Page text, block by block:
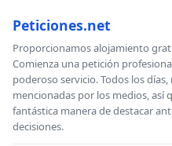
Peticiones.net
Proporcionamos alojamiento
Comienza una petición
poderoso servicio. Todos los
mencionadas por los medios, así
fantástica manera de destacar
decisiones.